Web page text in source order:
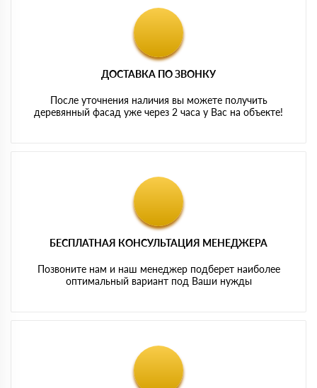
ДОСТАВКА ПО ЗВОНКУ
После уточнения наличия вы можете получить
деревянный фасад уже через 2 часа у Вас на объекте!
БЕСПЛАТНАЯ КОНСУЛЬТАЦИЯ МЕНЕДЖЕРА
Позвоните нам и наш менеджер подберет наиболее
оптимальный вариант под Ваши нужды